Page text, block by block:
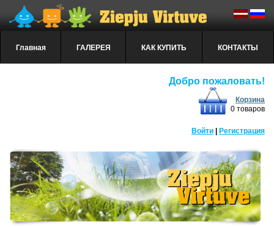
Главная ГАЛЕРЕЯ КАК КУПИТЬ КОНТАКТЫ
Добро пожаловать!
Корзина
0 товаров
Войти Регистрация